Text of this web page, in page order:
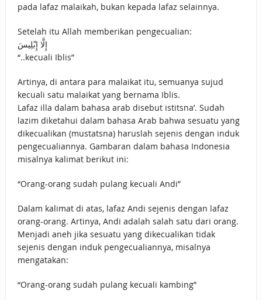
pada lafaz malaikah, bukan kepada lafaz selainnya.
Setelah itu Allah memberikan pengecualian:
إِلَّا إِبْلِيسَ
“..kecuali Iblis”
Artinya, di antara para malaikat itu, semuanya sujud
kecuali satu malaikat yang bernama Iblis.
Lafaz illa dalam bahasa arab disebut istitsna’. Sudah
lazim diketahui dalam bahasa Arab bahwa sesuatu yang
dikecualikan (mustatsna) haruslah sejenis dengan induk
pengecualiannya. Gambaran dalam bahasa Indonesia
misalnya kalimat berikut ini:
“Orang-orang sudah pulang kecuali Andi”
Dalam kalimat di atas, lafaz Andi sejenis dengan lafaz
orang-orang. Artinya, Andi adalah salah satu dari orang.
Menjadi aneh jika sesuatu yang dikecualikan tidak
sejenis dengan induk pengecualiannya, misalnya
mengatakan:
“Orang-orang sudah pulang kecuali kambing”